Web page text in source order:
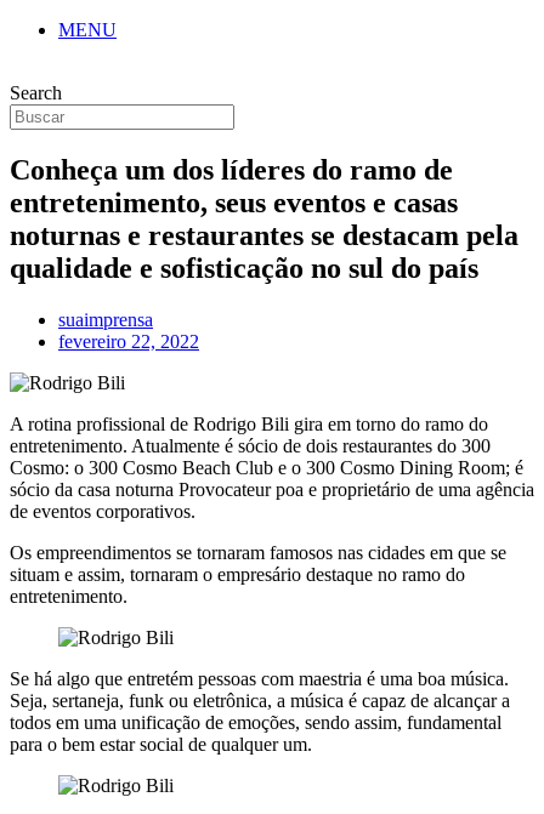
MENU
Search
Conheça um dos líderes do ramo de
entretenimento, seus eventos e casas
noturnas e restaurantes se destacam pela
qualidade e sofisticação no sul do país
suaimprensa
fevereiro 22, 2022
A rotina profissional de Rodrigo Bili gira em torno do ramo do
entretenimento. Atualmente é sócio de dois restaurantes do 300
Cosmo: o 300 Cosmo Beach Club e o 300 Cosmo Dining Room; é
sócio da casa noturna Provocateur poa e proprietário de uma agência
de eventos corporativos.
Os empreendimentos se tornaram famosos nas cidades em que se
situam e assim, tornaram o empresário destaque no ramo do
entretenimento.
Se há algo que entretém pessoas com maestria é uma boa música.
Seja, sertaneja, funk ou eletrônica, a música é capaz de alcançar a
todos em uma unificação de emoções, sendo assim, fundamental
para o bem estar social de qualquer um.